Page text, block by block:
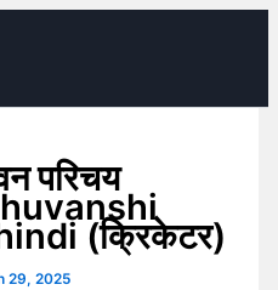
परिचय
(क्रिकेटर)
29, 2025